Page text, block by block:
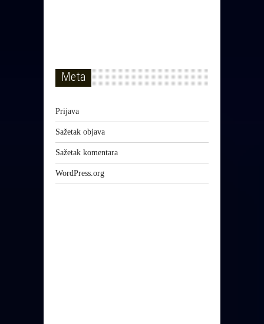
Meta
Prijava
Sažetak objava
Sažetak komentara
WordPress.org